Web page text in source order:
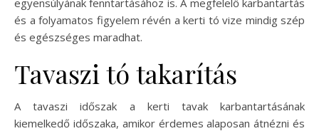
és a folyamatos figyelem révén a kerti tó vize mindig szép
és egészséges maradhat.
Tavaszi tó takarítás
A tavaszi időszak a kerti tavak karbantartásának
kiemelkedő időszaka, amikor érdemes alaposan átnézni és